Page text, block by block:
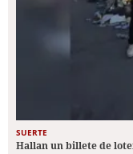
SUERTE
Hallan un billete de